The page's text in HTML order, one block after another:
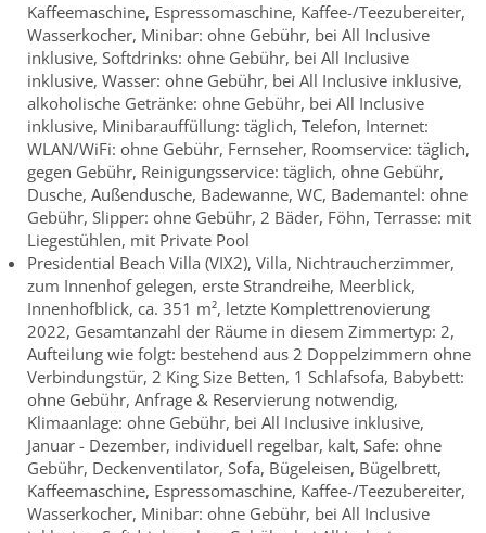
Kaffeemaschine, Espressomaschine, Kaffee-/Teezubereiter,
Wasserkocher, Minibar: ohne Gebühr, bei All Inclusive
inklusive, Softdrinks: ohne Gebühr, bei All Inclusive
inklusive, Wasser: ohne Gebühr, bei All Inclusive inklusive,
alkoholische Getränke: ohne Gebühr, bei All Inclusive
inklusive, Minibarauffüllung: täglich, Telefon, Internet:
WLAN/WiFi: ohne Gebühr, Fernseher, Roomservice: täglich,
gegen Gebühr, Reinigungsservice: täglich, ohne Gebühr,
Dusche, Außendusche, Badewanne, WC, Bademantel: ohne
Gebühr, Slipper: ohne Gebühr, 2 Bäder, Föhn, Terrasse: mit
Liegestühlen, mit Private Pool
Presidential Beach Villa (VIX2), Villa, Nichtraucherzimmer,
zum Innenhof gelegen, erste Strandreihe, Meerblick,
Innenhofblick, ca. 351 m², letzte Komplettrenovierung
2022, Gesamtanzahl der Räume in diesem Zimmertyp: 2,
Aufteilung wie folgt: bestehend aus 2 Doppelzimmern ohne
Verbindungstür, 2 King Size Betten, 1 Schlafsofa, Babybett:
ohne Gebühr, Anfrage & Reservierung notwendig,
Klimaanlage: ohne Gebühr, bei All Inclusive inklusive,
Januar - Dezember, individuell regelbar, kalt, Safe: ohne
Gebühr, Deckenventilator, Sofa, Bügeleisen, Bügelbrett,
Kaffeemaschine, Espressomaschine, Kaffee-/Teezubereiter,
Wasserkocher, Minibar: ohne Gebühr, bei All Inclusive